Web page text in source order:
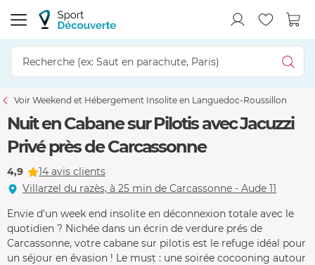
Voir Weekend et Hébergement Insolite en Languedoc-Roussillon
Nuit en Cabane sur Pilotis avec Jacuzzi
Privé près de Carcassonne
4,9
14 avis clients
Villarzel du razès, à 25 min de Carcassonne - Aude 11
Envie d'un week end insolite en déconnexion totale avec le
quotidien ? Nichée dans un écrin de verdure prés de
Carcassonne, votre cabane sur pilotis est le refuge idéal pour
un séjour en évasion ! Le must : une soirée cocooning autour